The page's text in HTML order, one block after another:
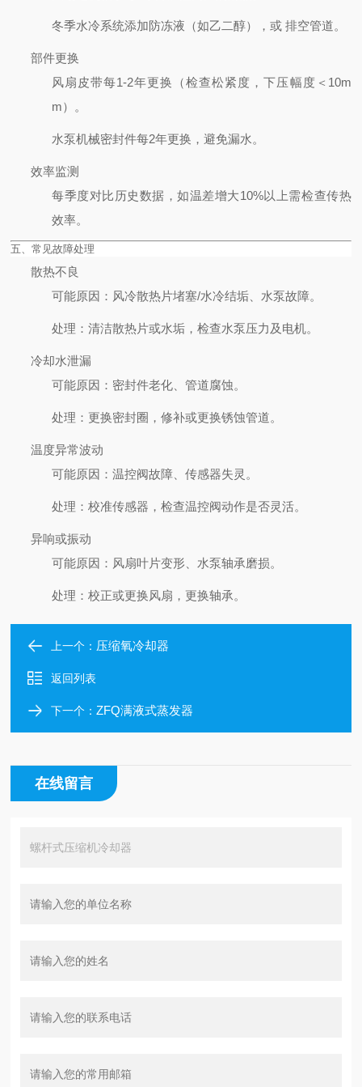
冬季水冷系统添加防冻液（如乙二醇），或 排空管道。
部件更换
风扇皮带每1-2年更换（检查松紧度，下压幅度＜10m
m）。
水泵机械密封件每2年更换，避免漏水。
效率监测
每季度对比历史数据，如温差增大10%以上需检查传热
效率。
五、常见故障处理
散热不良
可能原因 ：风冷散热片堵塞/水冷结垢、水泵故障。
处理 ：清洁散热片或水垢，检查水泵压力及电机。
冷却水泄漏
可能原因 ：密封件老化、管道腐蚀。
处理 ：更换密封圈，修补或更换锈蚀管道。
温度异常波动
可能原因 ：温控阀故障、传感器失灵。
处理 ：校准传感器，检查温控阀动作是否灵活。
异响或振动
可能原因 ：风扇叶片变形、水泵轴承磨损。
处理 ：校正或更换风扇，更换轴承。
上一个： 压缩氧冷却器
返回列表
下一个：ZFQ满液式蒸发器
在线留言